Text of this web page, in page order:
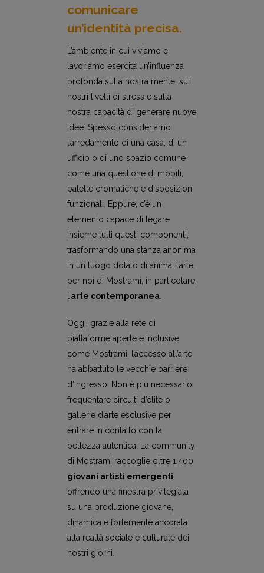
comunicare
un’identità precisa.
L’ambiente in cui viviamo e
lavoriamo esercita un’influenza
profonda sulla nostra mente, sui
nostri livelli di stress e sulla
nostra capacità di generare nuove
idee. Spesso consideriamo
l’arredamento di una casa, di un
ufficio o di uno spazio comune
come una questione di mobili,
palette cromatiche e disposizioni
funzionali. Eppure, c’è un
elemento capace di legare
insieme tutti questi componenti,
trasformando una stanza anonima
in un luogo dotato di anima: l’arte,
per noi di Mostrami, in particolare,
l’arte contemporanea.
Oggi, grazie alla rete di
piattaforme aperte e inclusive
come Mostrami, l’accesso all’arte
ha abbattuto le vecchie barriere
d’ingresso. Non è più necessario
frequentare circuiti d’élite o
gallerie d’arte esclusive per
entrare in contatto con la
bellezza autentica. La community
di Mostrami raccoglie oltre 1.400
giovani artisti emergenti,
offrendo una finestra privilegiata
su una produzione giovane,
dinamica e fortemente ancorata
alla realtà sociale e culturale dei
nostri giorni.